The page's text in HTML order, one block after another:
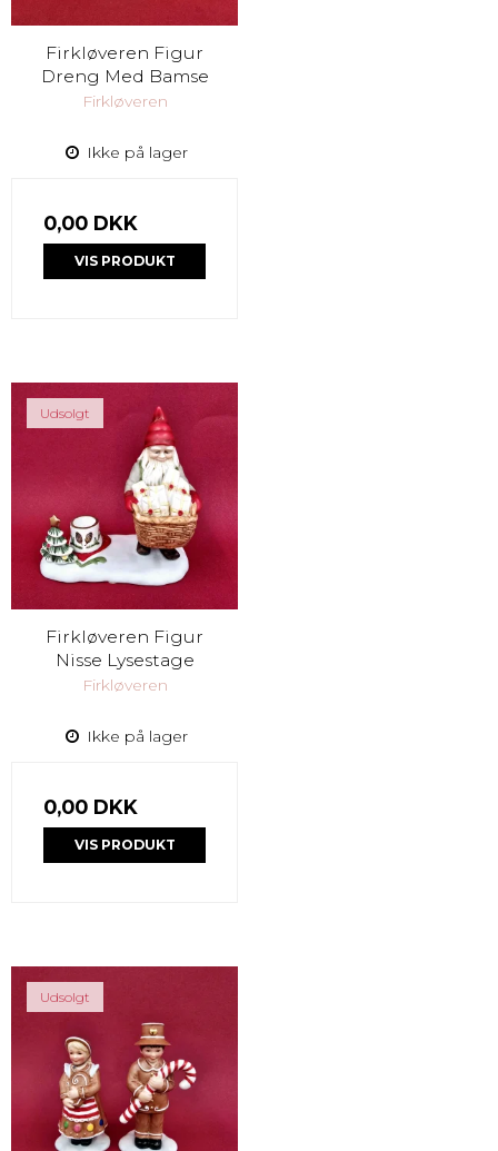
Firkløveren Figur
Dreng Med Bamse
Firkløveren
Ikke på lager
0,00 DKK
VIS PRODUKT
Udsolgt
Firkløveren Figur
Nisse Lysestage
Firkløveren
Ikke på lager
0,00 DKK
VIS PRODUKT
Udsolgt